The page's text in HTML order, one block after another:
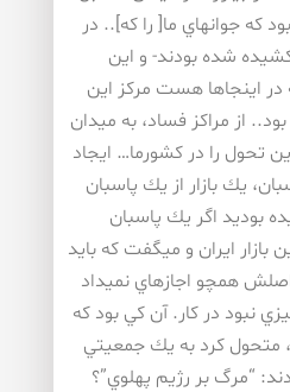
كه جوانهاي ما[ را كه].. در
شده بودند- و اين
در اينجاها هست مركز اين
از مراكز فساد، به ميدان
تحول را در كشورما… ايجاد
يك بازار از يك پاسبان
بوديد اگر يك پاسبان
بازار ايران و ميگفت كه بايد
همچو اجازهاي نميداد
نبود در كار. آن كي بود كه
متحول كرد به يك جمعيتي
“مرگ بر رژيم پهلوي”؟